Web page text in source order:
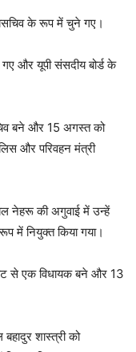
के रूप में चुने गए।
और यूपी संसदीय बोर्ड के
बने और 15 अगस्त को
और परिवहन मंत्री
नेहरू की अगुवाई में उन्हें
में नियुक्त किया गया।
से एक विधायक बने और 13
शास्त्री को